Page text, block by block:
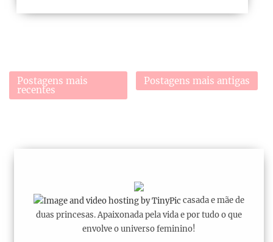
Postagens mais
recentes
Postagens mais antigas
casada e mãe de
duas princesas. Apaixonada pela vida e por tudo o que
envolve o universo feminino!